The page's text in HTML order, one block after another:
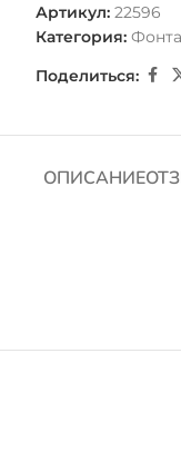
Артикул:22596
Категория:
Поделиться:
ОПИСАНИЕ